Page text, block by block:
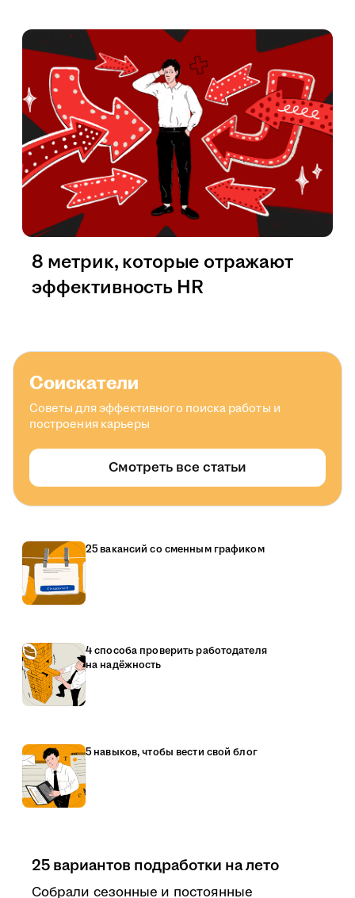
8 метрик, которые отражают
эффективность HR
Соискатели
Советы для эффективного поиска работы и
построения карьеры
Смотреть все статьи
25 вакансий со сменным графиком
4 способа проверить работодателя
на надёжность
5 навыков, чтобы вести свой блог
25 вариантов подработки на лето
Собрали сезонные и постоянные